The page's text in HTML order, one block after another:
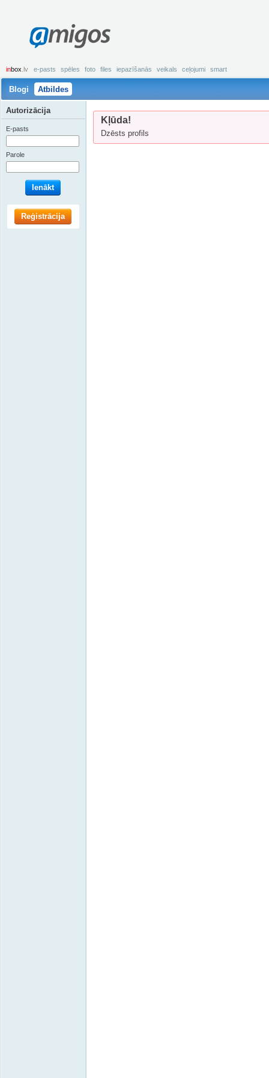
amigos
inbox .lv e-pasts spēles foto files iepazīšanās veikals ceļojumi smart
Blogi Atbildes
Kļūda!
Dzēsts profils
Autorizācija
E-pasts
Parole
Ienākt
Reģistrācija